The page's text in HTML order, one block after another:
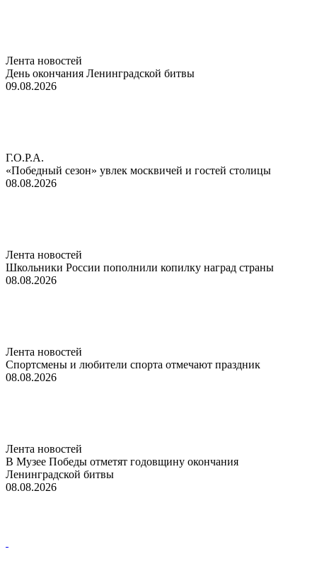
Лента новостей
День окончания Ленинградской битвы
09.08.2026
Г.О.Р.А.
«Победный сезон» увлек москвичей и гостей столицы
08.08.2026
Лента новостей
Школьники России пополнили копилку наград страны
08.08.2026
Лента новостей
Спортсмены и любители спорта отмечают праздник
08.08.2026
Лента новостей
В Музее Победы отметят годовщину окончания
Ленинградской битвы
08.08.2026